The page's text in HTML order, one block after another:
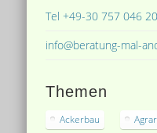
Tel +49-30 757 046 20
info@beratung-mal-
Themen
Ackerbau